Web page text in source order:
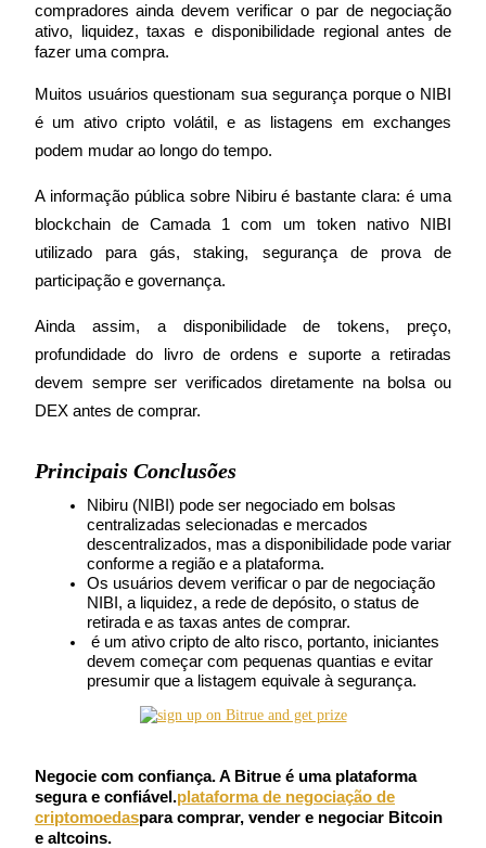
Futuros de criptomoeda
TradFi
Derivativos de ações, câmbio, metais preciosos e commodities
Copiar Trading
compradores ainda devem verificar o par de negociação
ativo, liquidez, taxas e disponibilidade regional antes de
fazer uma compra.
Muitos usuários questionam sua segurança porque o NIBI
é um ativo cripto volátil, e as listagens em exchanges
podem mudar ao longo do tempo.
A informação pública sobre Nibiru é bastante clara: é uma
blockchain de Camada 1 com um token nativo NIBI
utilizado para gás, staking, segurança de prova de
participação e governança.
Ainda assim, a disponibilidade de tokens, preço,
profundidade do livro de ordens e suporte a retiradas
devem sempre ser verificados diretamente na bolsa ou
DEX antes de comprar.
Principais Conclusões
Nibiru (NIBI) pode ser negociado em bolsas
centralizadas selecionadas e mercados
descentralizados, mas a disponibilidade pode variar
conforme a região e a plataforma.
Os usuários devem verificar o par de negociação
NIBI, a liquidez, a rede de depósito, o status de
retirada e as taxas antes de comprar.
devem começar com pequenas quantias e evitar
presumir que a listagem equivale à segurança.
Negocie com confiança. A Bitrue é uma plataforma
segura e confiável.plataforma de negociação de
criptomoedaspara comprar, vender e negociar Bitcoin
e altcoins.